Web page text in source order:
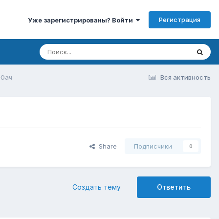
Уже зарегистрированы? Войти Регистрация
Вся активность
Share Подписчики 0
Ответить
Создать тему